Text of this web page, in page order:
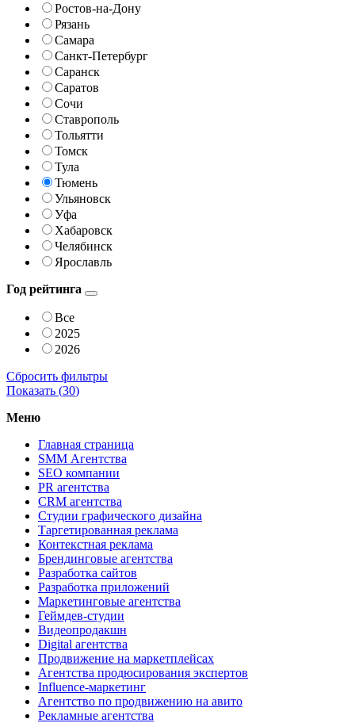
Ростов-на-Дону
Рязань
Самара
Санкт-Петербург
Саранск
Саратов
Сочи
Ставрополь
Тольятти
Томск
Тула
Тюмень
Ульяновск
Уфа
Хабаровск
Челябинск
Ярославль
Год рейтинга
Все
2025
2026
Сбросить фильтры
Показать (30)
Меню
Главная страница
SMM Агентства
SEO компании
PR агентства
CRM агентства
Студии графического дизайна
Таргетированная реклама
Контекстная реклама
Брендинговые агентства
Разработка сайтов
Разработка приложений
Маркетинговые агентства
Геймдев-студии
Видеопродакшн
Digital агентства
Продвижение на маркетплейсах
Агентства продюсирования экспертов
Influence-маркетинг
Агентство по продвижению на авито
Рекламные агентства